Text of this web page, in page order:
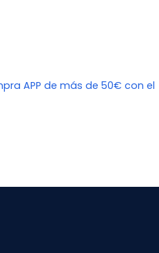
APP de más de 50€ con el